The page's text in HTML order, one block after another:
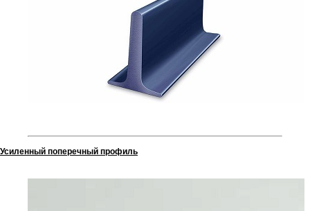
Усиленный поперечный профиль